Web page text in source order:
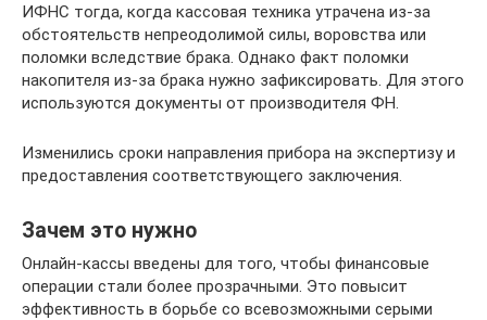
ИФНС тогда, когда кассовая техника утрачена из-за
обстоятельств непреодолимой силы, воровства или
поломки вследствие брака. Однако факт поломки
накопителя из-за брака нужно зафиксировать. Для этого
используются документы от производителя ФН.
Изменились сроки направления прибора на экспертизу и
предоставления соответствующего заключения.
Зачем это нужно
Онлайн-кассы введены для того, чтобы финансовые
операции стали более прозрачными. Это повысит
эффективность в борьбе со всевозможными серыми